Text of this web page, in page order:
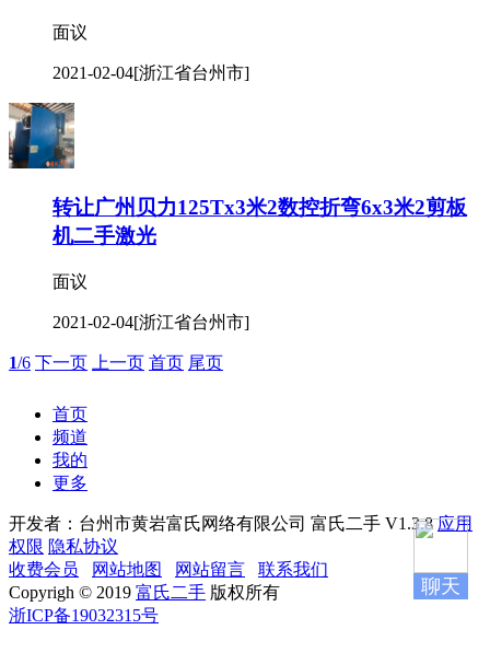
面议
2021-02-04[浙江省台州市]
转让广州贝力125Tx3米2数控折弯6x3米2剪板
机二手激光
面议
2021-02-04[浙江省台州市]
1/6 下一页 上一页 首页 尾页
首页
频道
我的
更多
开发者：台州市黄岩富氏网络有限公司 富氏二手 V1.3.8 应用
权限 隐私协议
收费会员
网站地图 网站留言
联系我们
Copyrigh © 2019 富氏二手 版权所有
浙ICP备19032315号
聊天